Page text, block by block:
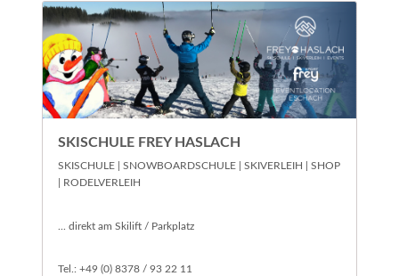
SKISCHULE FREY HASLACH
SKISCHULE | SNOWBOARDSCHULE | SKIVERLEIH | SHOP
| RODELVERLEIH
... direkt am Skilift / Parkplatz
Tel.: +49 (0) 8378 / 93 22 11